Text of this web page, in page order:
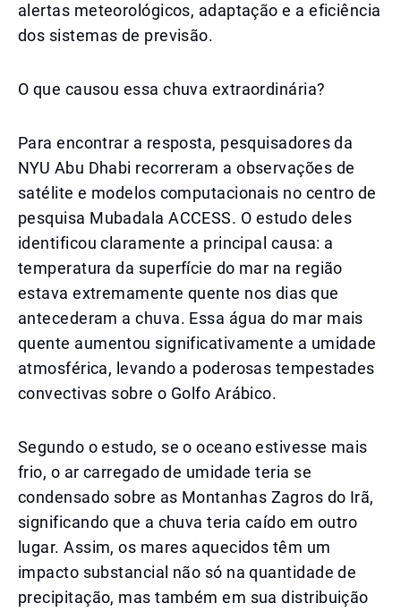
alertas meteorológicos, adaptação e a eficiência
dos sistemas de previsão.
O que causou essa chuva extraordinária?
Para encontrar a resposta, pesquisadores da
NYU Abu Dhabi recorreram a observações de
satélite e modelos computacionais no centro de
pesquisa Mubadala ACCESS. O estudo deles
identificou claramente a principal causa: a
temperatura da superfície do mar na região
estava extremamente quente nos dias que
antecederam a chuva. Essa água do mar mais
quente aumentou significativamente a umidade
atmosférica, levando a poderosas tempestades
convectivas sobre o Golfo Arábico.
Segundo o estudo, se o oceano estivesse mais
frio, o ar carregado de umidade teria se
condensado sobre as Montanhas Zagros do Irã,
significando que a chuva teria caído em outro
lugar. Assim, os mares aquecidos têm um
impacto substancial não só na quantidade de
precipitação, mas também em sua distribuição